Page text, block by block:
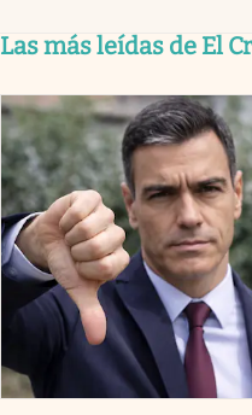
Las más leídas de El